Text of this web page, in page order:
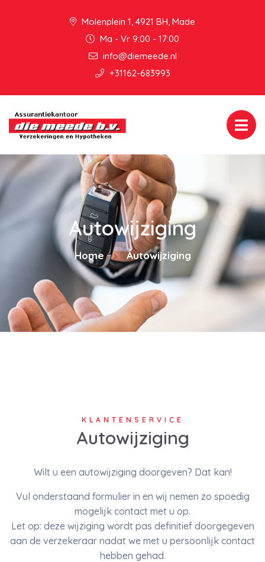
Molenplein 1, 4921 BH, Made
Ma - Vr 9:00 - 17:00
info@diemeede.nl
+31162-683993
Autowijziging
Home Autowijziging
Autowijziging
KLANTENSERVICE
Wilt u een autowijziging doorgeven? Dat kan!
Vul onderstaand formulier in en wij nemen zo spoedig
mogelijk contact met u op.
Let op: deze wijziging wordt pas definitief doorgegeven
aan de verzekeraar nadat we met u persoonlijk contact
hebben gehad.